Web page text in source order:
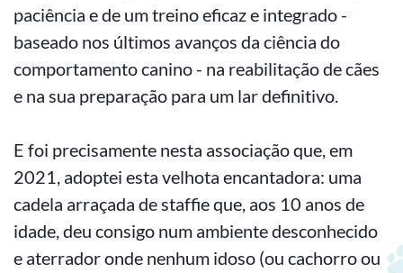
paciência e de um treino eficaz e integrado -
baseado nos últimos avanços da ciência do
comportamento canino - na reabilitação de cães
e na sua preparação para um lar definitivo.
E foi precisamente nesta associação que, em
2021, adoptei esta velhota encantadora: uma
cadela arraçada de staffie que, aos 10 anos de
idade, deu consigo num ambiente desconhecido
e aterrador onde nenhum idoso (ou cachorro ou